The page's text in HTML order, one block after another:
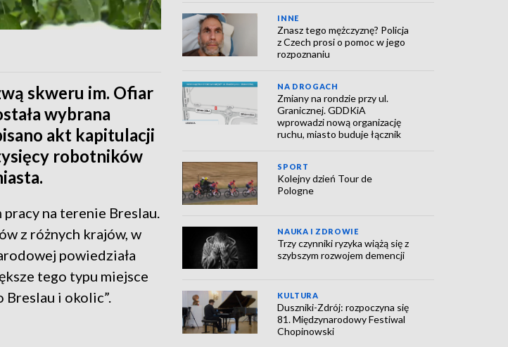
skweru im. Ofiar
wybrana
akt kapitulacji
robotników
na terenie Breslau.
z różnych krajów, w
powiedziała
tego typu miejsce
i okolic”.
INNE
Znasz tego mężczyznę? Policja
z Czech prosi o pomoc w jego
rozpoznaniu
NA DROGACH
Zmiany na rondzie przy ul.
Granicznej. GDDKiA
wprowadzi nową organizację
ruchu, miasto buduje łącznik
SPORT
Kolejny dzień Tour de
Pologne
NAUKA I ZDROWIE
Trzy czynniki ryzyka wiążą się z
szybszym rozwojem demencji
KULTURA
Duszniki-Zdrój: rozpoczyna się
81. Międzynarodowy Festiwal
Chopinowski